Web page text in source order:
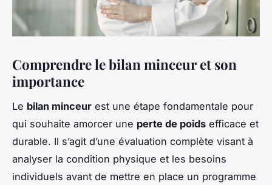
Comprendre le bilan minceur et son
importance
Le bilan minceur est une étape fondamentale pour
qui souhaite amorcer une perte de poids efficace et
durable. Il s’agit d’une évaluation complète visant à
analyser la condition physique et les besoins
individuels avant de mettre en place un programme